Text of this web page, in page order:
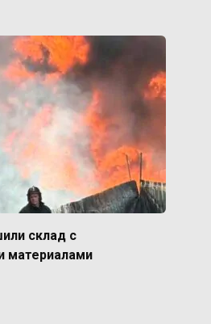
склад с
материалами